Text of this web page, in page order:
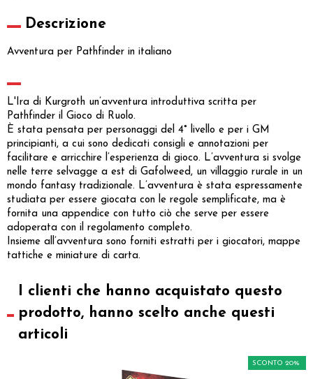
Descrizione
Avventura per Pathfinder in italiano
L'Ira di Kurgroth un’avventura introduttiva scritta per
Pathfinder il Gioco di Ruolo.
È stata pensata per personaggi del 4° livello e per i GM
principianti, a cui sono dedicati consigli e annotazioni per
facilitare e arricchire l’esperienza di gioco. L’avventura si svolge
nelle terre selvagge a est di Gafolweed, un villaggio rurale in un
mondo fantasy tradizionale. L’avventura è stata espressamente
studiata per essere giocata con le regole semplificate, ma è
fornita una appendice con tutto ciò che serve per essere
adoperata con il regolamento completo.
Insieme all’avventura sono forniti estratti per i giocatori, mappe
tattiche e miniature di carta.
I clienti che hanno acquistato questo
prodotto, hanno scelto anche questi
articoli
SCONTO 20%